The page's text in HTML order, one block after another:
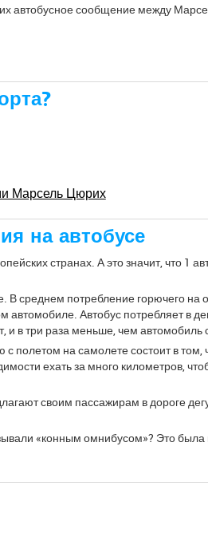
автобусное сообщение между
Марсель Цюрих
на автобусе
странах. А это значит, что 1
В среднем потребление горючего на
Автобус потребляет в
в три раза меньше, чем автомобиль
полетом на самолете состоит в
ехать за много километров,
своим пассажирам в дороге
«конным омнибусом»? Это